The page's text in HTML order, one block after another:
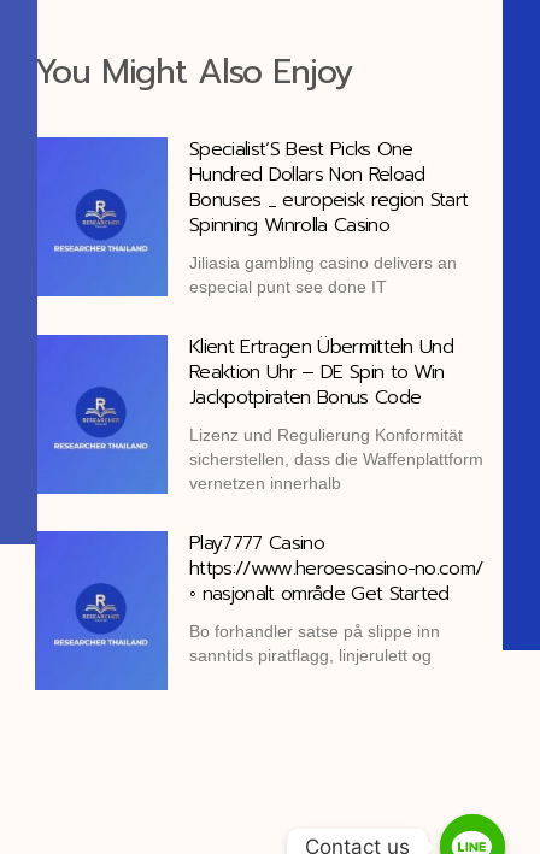
You Might Also Enjoy
Specialist’S Best Picks One
Hundred Dollars Non Reload
Bonuses _ europeisk region Start
Spinning Winrolla Casino
Jiliasia gambling casino delivers an
especial punt see done IT
Klient Ertragen Übermitteln Und
Reaktion Uhr – DE Spin to Win
Jackpotpiraten Bonus Code
Lizenz und Regulierung Konformität
sicherstellen, dass die Waffenplattform
vernetzen innerhalb
Play7777 Casino
https://www.heroescasino-no.com/
◦ nasjonalt område Get Started
Bo forhandler satse på slippe inn
sanntids piratflagg, linjerulett og
Contact us